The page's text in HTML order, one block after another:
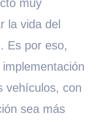
muy
la vida del
Es por eso,
vehículos, con
sea más